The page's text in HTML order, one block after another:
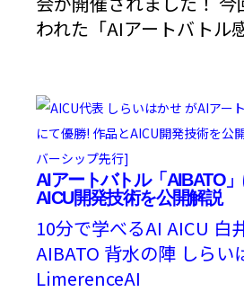
われた「AIアートバトル
AIアートバトル「AIBATO
AICU開発技術を公開解説
10分で学べるAI AICU 白
AIBATO 背水の陣 しらい
LimerenceAI